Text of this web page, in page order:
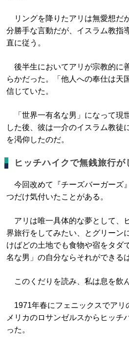
リングを降りたアリは無愛想だ
分勝手な言動だが、イスラム教指
直に従う。
後半生においてアリが宗教的に
らかだった。「他人への奉仕は天
信じていた。
「世界一有名な男」になって現
した後、彼は一介のイスラム教徒
を渇仰したのだ。
ヒッチハイクで無銭旅行が
今回改めて『チーズバーガーズ
つだけ気付いたことがある。
アリは唯一具体的な夢として、
界旅行をしてみたい、とグリーン
けばどの土地でも食物や宿をタダ
名な男」の自分ならそれができる
このくだりを読み、私は息を飲
1971年春にフェニックスでアリ
メリカのロサンゼルスからヒッチ
った。